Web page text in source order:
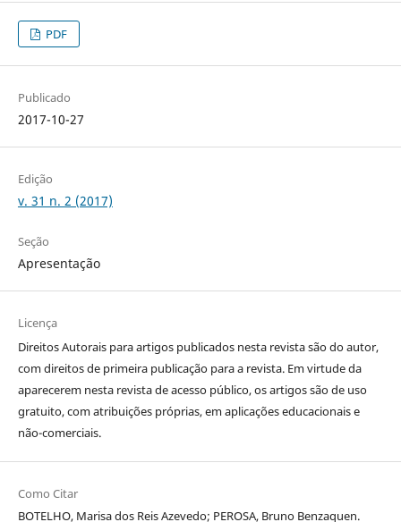
PDF
Publicado
2017-10-27
Edição
v. 31 n. 2 (2017)
Seção
Apresentação
Licença
Direitos Autorais para artigos publicados nesta revista são do autor,
com direitos de primeira publicação para a revista. Em virtude da
aparecerem nesta revista de acesso público, os artigos são de uso
gratuito, com atribuições próprias, em aplicações educacionais e
não-comerciais.
Como Citar
BOTELHO, Marisa dos Reis Azevedo; PEROSA, Bruno Benzaquen.